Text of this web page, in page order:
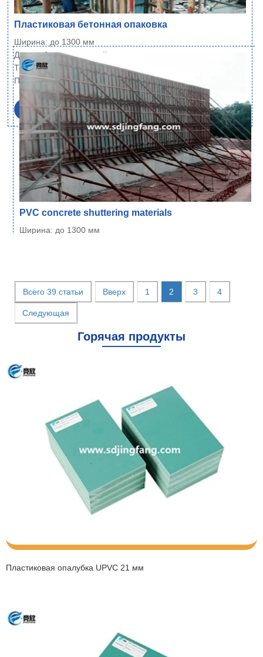
Пластиковая бетонная опаковка
Ширина: до 1300 мм
Длина: без ограничений
Толщина: 6~21 мм
Плотность: 700 кг/м³±1% (стандарт), и 600…
Читать далее
PVC concrete shuttering materials
Ширина: до 1300 мм
Читать далее
Всего 39 статьи Вверх 1 2 3 4
Следующая
Горячая продукты
Пластиковая опалубка UPVC 21 мм